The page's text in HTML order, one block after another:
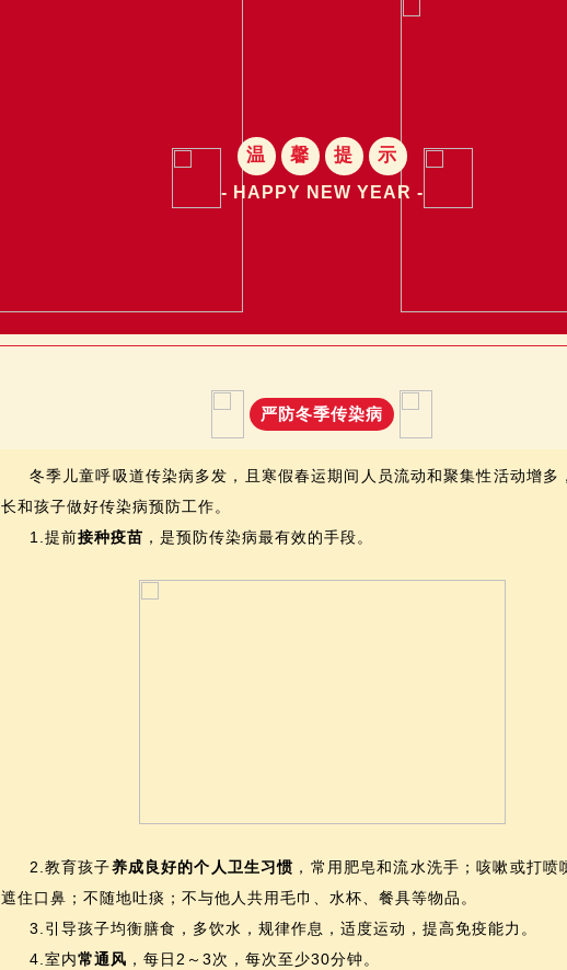
温 馨 提 示
- HAPPY NEW YEAR -
严防冬季传染病
冬季儿童呼吸道传染病多发，且寒假春运期间人员流动和聚集性活动增多
长和孩子做好传染病预防工作。
1.提前接种疫苗 ，是预防传染病最有效的手段。
2.教育孩子养成良好的个人卫生习惯 ，常用肥皂和流水洗手；咳嗽或打喷
遮住口鼻；不随地吐痰；不与他人共用毛巾、水杯、餐具等物品。
3.引导孩子均衡膳食，多饮水，规律作息，适度运动，提高免疫能力。
4.室内常通风 ，每日2～3次，每次至少30分钟。